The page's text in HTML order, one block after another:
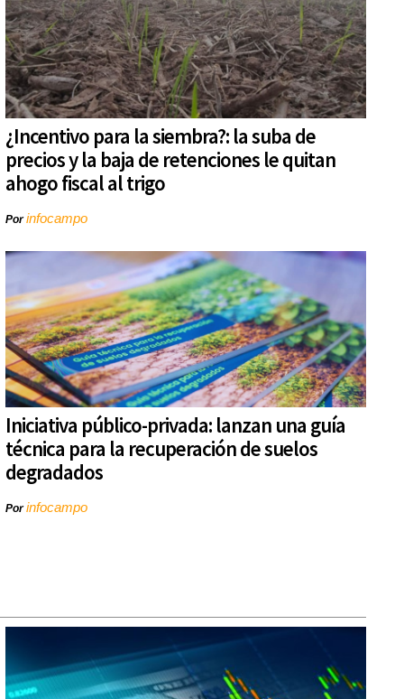
¿Incentivo para la siembra?: la suba de
precios y la baja de retenciones le quitan
ahogo fiscal al trigo
Porinfocampo
Iniciativa público-privada: lanzan una guía
técnica para la recuperación de suelos
degradados
Porinfocampo